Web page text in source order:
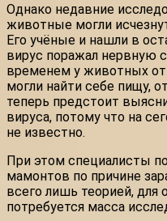
Однако недавние
животные могли
Его учёные и нашли в
вирус поражал нервную
временем у животных
могли найти себе пищу,
теперь предстоит
вируса, потому что на
не известно.
При этом специалисты
мамонтов по причине
всего лишь теорией, для
потребуется масса